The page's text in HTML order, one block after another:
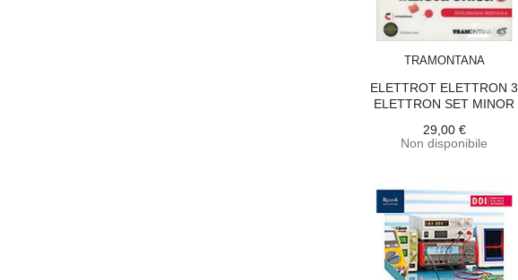
TRAMONTANA
ELETTROT ELETTRON 3
ELETTRON SET MINOR
29,00 €
Non disponibile